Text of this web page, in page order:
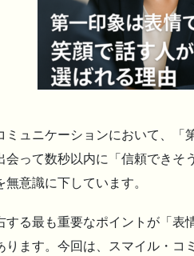
ミュニケーションにおいて、「
会って数秒以内に「信頼できそ
意識に下しています。
る最も重要なポイントが「表
ます。今回は、スマイル・コ